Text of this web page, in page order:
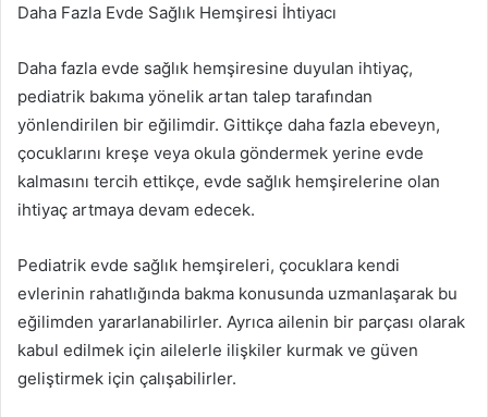
Daha Fazla Evde Sağlık Hemşiresi İhtiyacı
Daha fazla evde sağlık hemşiresine duyulan ihtiyaç,
pediatrik bakıma yönelik artan talep tarafından
yönlendirilen bir eğilimdir. Gittikçe daha fazla ebeveyn,
çocuklarını kreşe veya okula göndermek yerine evde
kalmasını tercih ettikçe, evde sağlık hemşirelerine olan
ihtiyaç artmaya devam edecek.
Pediatrik evde sağlık hemşireleri, çocuklara kendi
evlerinin rahatlığında bakma konusunda uzmanlaşarak bu
eğilimden yararlanabilirler. Ayrıca ailenin bir parçası olarak
kabul edilmek için ailelerle ilişkiler kurmak ve güven
geliştirmek için çalışabilirler.